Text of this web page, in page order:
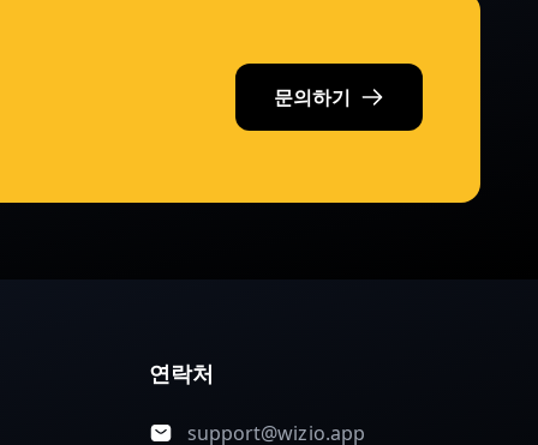
문의하기
연락처
support@wizio.app